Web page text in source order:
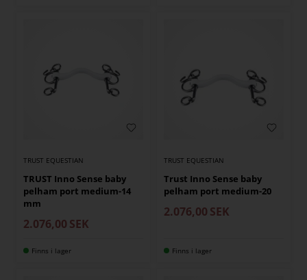
TRUST EQUESTIAN
TRUST Inno Sense baby
pelham port medium-14
mm
2.076,00 SEK
Finns i lager
TRUST EQUESTIAN
Trust Inno Sense baby
pelham port medium-20
2.076,00 SEK
Finns i lager